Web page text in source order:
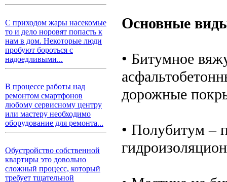
С приходом жары насекомые
то и дело норовят попасть к
нам в дом. Некоторые люди
пробуют бороться с
надоедливыми...
В процессе работы над
ремонтом смартфонов
любому сервисному центру
или мастеру необходимо
оборудование для ремонта...
Обустройство собственной
квартиры это довольно
сложный процесс, который
требует тщательной
Основные
• Битумное
дорожные
• Полубитум –